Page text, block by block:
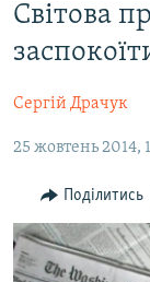
основного
матеріалу
до
навігації
Перейти
пошуку
ПОЛІТИКА
БЛОГИ
ПОГЛЯД
ІНТЕРВ'Ю
ВСЕ ЗА ДЕНЬ
Світова
Сергій Драчук
25 жовтень 2014,
Поділитись